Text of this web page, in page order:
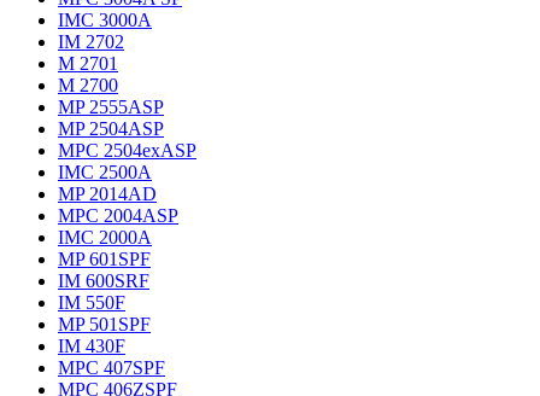
IMC 3000A
IM 2702
M 2701
M 2700
MP 2555ASP
MP 2504ASP
MPC 2504exASP
IMC 2500A
MP 2014AD
MPC 2004ASP
IMC 2000A
MP 601SPF
IM 600SRF
IM 550F
MP 501SPF
IM 430F
MPC 407SPF
MPC 406ZSPF